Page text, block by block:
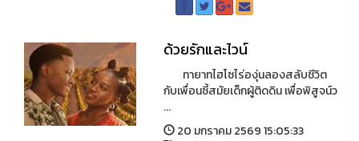
ด้วยรักและไวน์
ทายาทไฮโซไร่องุ่นลองสลับชีวิต
กับเพื่อนซี้สมัยเด็กผู้ติดดิน เพื่อพิสูจน์ว
...
20 มกราคม 2569 15:05:33